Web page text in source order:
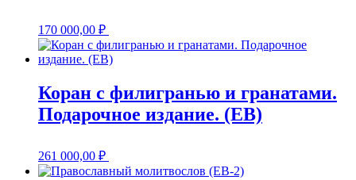
170 000,00 ₽
Коран с филигранью и гранатами.
Подарочное издание. (EB)
261 000,00 ₽